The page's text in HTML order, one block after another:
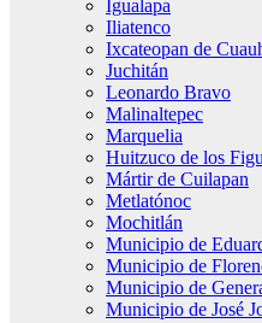
Igualapa
Iliatenco
Ixcateopan de
Juchitán
Leonardo Bravo
Malinaltepec
Marquelia
Huitzuco de los
Mártir de Cuilapan
Metlatónoc
Mochitlán
Municipio de
Municipio de
Municipio de
Municipio de José